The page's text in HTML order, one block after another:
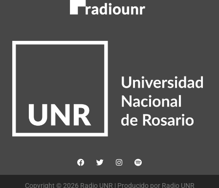
Copyright © 2026 Radio UNR | Producido por Radio UNR